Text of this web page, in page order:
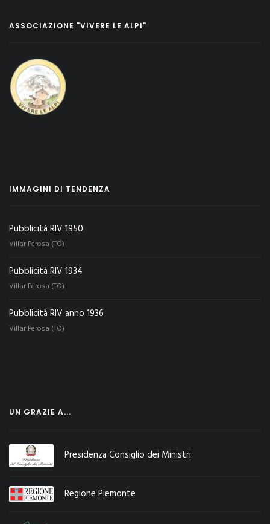
ASSOCIAZIONE "VIVERE LE ALPI"
IMMAGINI DI TENDENZA
Pubblicità RIV 1950
Villar Perosa (TO)
Pubblicità RIV 1934
Villar Perosa (TO)
Pubblicità RIV anno 1936
Villar Perosa (TO)
UN GRAZIE A...
Presidenza Consiglio dei Ministri
Regione Piemonte